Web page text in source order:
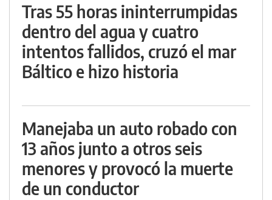
Tras 55 horas ininterrumpidas
dentro del agua y cuatro
intentos fallidos, cruzó el mar
Báltico e hizo historia
Manejaba un auto robado con
13 años junto a otros seis
menores y provocó la muerte
de un conductor